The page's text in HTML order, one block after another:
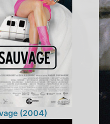
(2004)